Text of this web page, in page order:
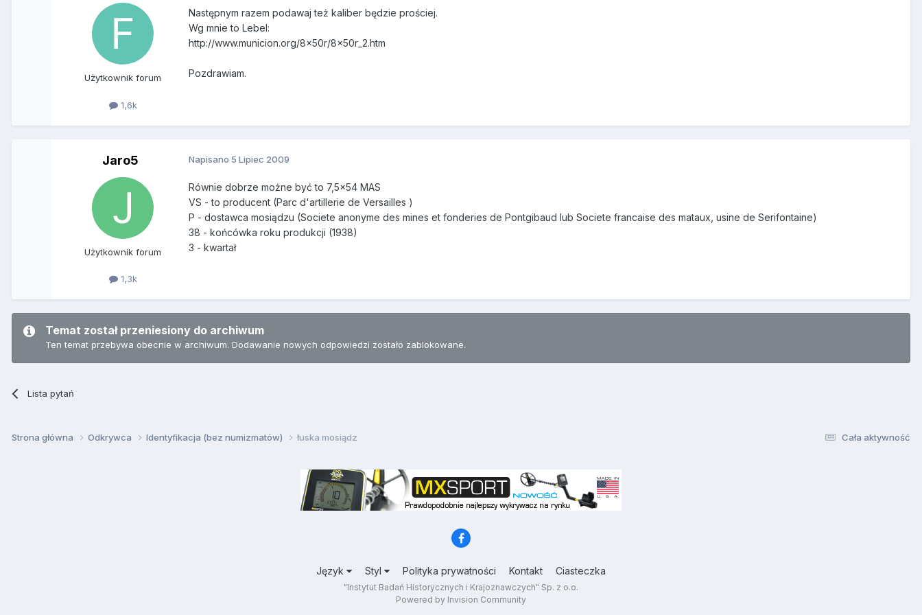
Użytkownik forum
1,6k
Następnym razem podawaj też kaliber będzie prościej.
Wg mnie to Lebel:
http://www.municion.org/8x50r/8x50r_2.htm
Pozdrawiam.
Jaro5
Użytkownik forum
1,3k
Napisano 5 Lipiec 2009
Równie dobrze możne być to 7,5x54 MAS
VS - to producent (Parc d'artillerie de Versailles )
P - dostawca mosiądzu (Societe anonyme des mines et fonderies de Pontgibaud lub Societe francaise des mataux, usine de Serifontaine)
38 - końcówka roku produkcji (1938)
3 - kwartał
Temat został przeniesiony do archiwum
Ten temat przebywa obecnie w archiwum. Dodawanie nowych odpowiedzi zostało zablokowane.
Lista pytań
Cała aktywność
Strona główna Odkrywca Identyfikacja (bez numizmatów) łuska mosiądz
Język Styl Polityka prywatności Kontakt Ciasteczka
"Instytut Badań Historycznych i Krajoznawczych" Sp. z o.o.
Powered by Invision Community